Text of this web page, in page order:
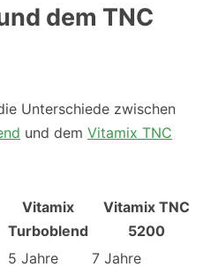
dem TNC
Unterschiede zwischen
und dem Vitamix TNC
Vitamix
Turboblend
Vitamix TNC
5200
5 Jahre 7 Jahre